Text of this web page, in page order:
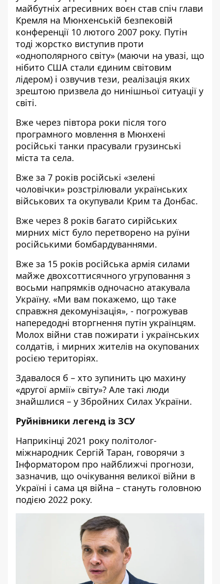
майбутніх агресивних воєн став спіч глави
Кремля на Мюнхенській безпековій
конференції 10 лютого 2007 року. Путін
тоді жорстко виступив проти
«однополярного світу» (маючи на увазі, що
нібито США стали єдиним світовим
лідером) і озвучив тези, реалізація яких
зрештою призвела до нинішньої ситуації у
світі.
Вже через півтора роки після того
програмного мовлення в Мюнхені
російські танки прасували грузинські
міста та села.
Вже за 7 років російські «зелені
чоловічки» розстрілювали українських
військових та окупували Крим та Донбас.
Вже через 8 років багато сирійських
мирних міст було перетворено на руїни
російськими бомбардуваннями.
Вже за 15 років російська армія силами
майже двохсоттисячного угруповання з
восьми напрямків одночасно атакувала
Україну. «Ми вам покажемо, що таке
справжня декомунізація», - погрожував
напередодні вторгнення путін українцям.
Молох війни став пожирати і українських
солдатів, і мирних жителів на окупованих
росією територіях.
Здавалося б – хто зупинить цю махину
«другої армії» світу»? Але такі люди
знайшлися – у Збройних Силах України.
Руйнівники легенд із ЗСУ
Наприкінці 2021 року політолог-
міжнародник Сергій Таран, говорячи з
Інформатором про найближчі прогнози,
зазначив, що очікування великої війни в
Україні і сама ця війна – стануть головною
подією 2022 року.